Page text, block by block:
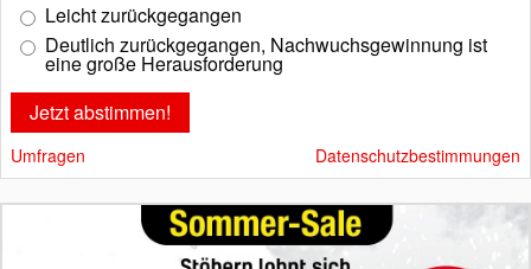
Leicht zurückgegangen
Deutlich zurückgegangen, Nachwuchsgewinnung ist
eine große Herausforderung
Umfragen Datenschutzbestimmungen